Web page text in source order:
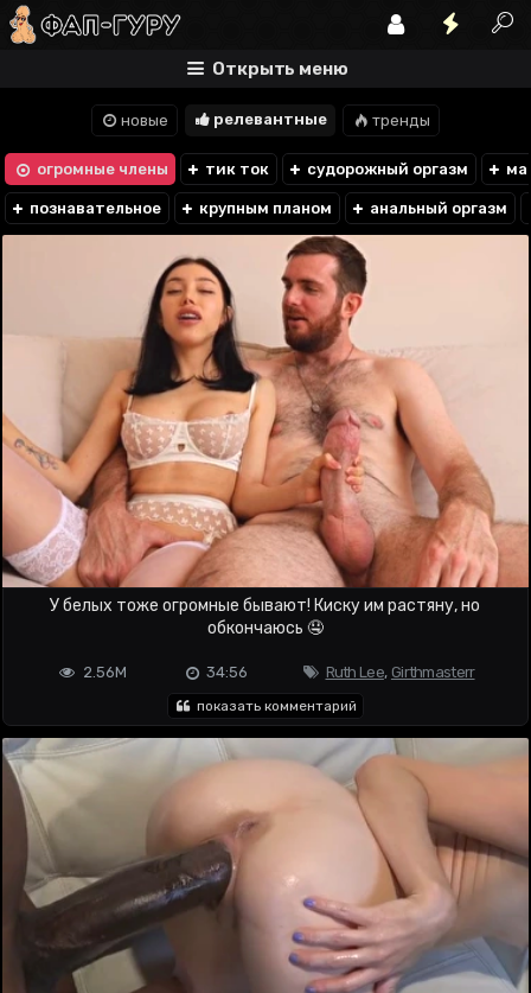
Открыть меню
новые релевантные тренды
огромные члены тик ток судорожный оргазм
познавательное крупным планом анальный оргазм
У белых тоже огромные бывают! Киску им растяну, но
обкончаюсь 🤤
Ruth Lee, Girthmasterr
34:56
2.56M
показать комментарий